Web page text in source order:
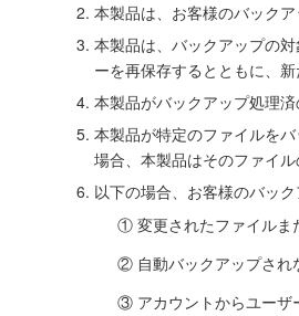
本製品は、お客様のバック
本製品は、バックアップの
ーを再保存するとともに、
本製品がバックアップ処理
本製品が特定のファイルを
場合、本製品はそのファイ
以下の場合、お客様のバッ
① 変更されたファイルま
② 自動バックアップされ
③ アカウントからユーザ